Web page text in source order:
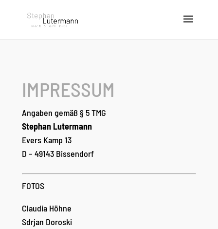
IMPRESSUM
Angaben gemäß § 5 TMG
Stephan Lutermann
Evers Kamp 13
D – 49143 Bissendorf
FOTOS
Claudia Höhne
Sdrjan Doroski